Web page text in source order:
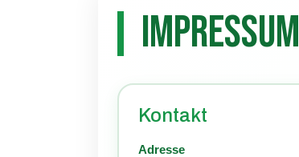
Impressum
Kontakt
Adresse